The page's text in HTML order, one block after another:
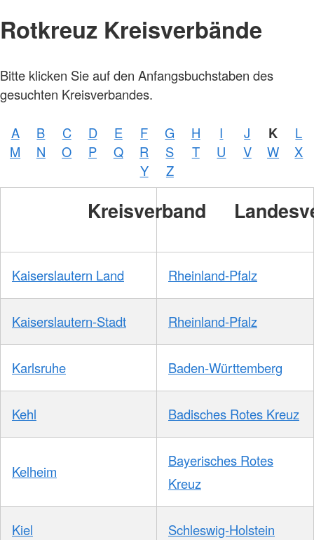
Rotkreuz Kreisverbände
Bitte klicken Sie auf den Anfangsbuchstaben des
gesuchten Kreisverbandes.
A B C D E F G H I J K
L
M
N O P Q R S T U V W
X
Y
Z
Kreisverband
Kaiserslautern Land Rheinland-Pfalz
Kaiserslautern-Stadt Rheinland-Pfalz
Karlsruhe Baden-Württemberg
Kehl Badisches Rotes Kreuz
Kelheim
Bayerisches Rotes
Kreuz
Kiel Schleswig-Holstein
/